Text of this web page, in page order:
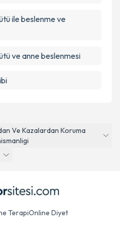
Ve Kazalardan Koruma
ile beslenme ve
ve anne beslenmesi
TerapiOnline Diyet